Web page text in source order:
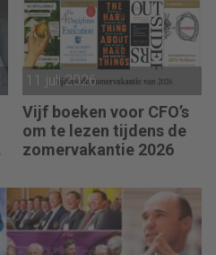
11 juli 2026
Vijf boeken voor CFO’s
om te lezen tijdens de
zomervakantie 2026